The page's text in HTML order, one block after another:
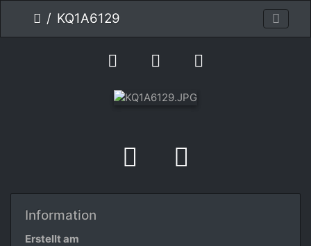
KQ1A6129
Information
Erstellt am